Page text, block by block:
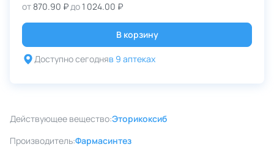
от 870.90 ₽до1 024.00 ₽
В корзину
Доступно сегодняв 9 аптеках
Действующее вещество:Эторикоксиб
Производитель:Фармасинтез